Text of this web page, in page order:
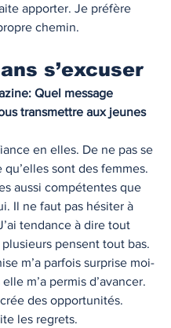
apporter. Je préfère
chemin.
s’excuser
Quel message
transmettre aux jeunes
en elles. De ne pas se
qu’elles sont des femmes.
aussi compétentes que
Il ne faut pas hésiter à
tendance à dire tout
pensent tout bas.
m’a parfois surprise moi-
m’a permis d’avancer.
des opportunités.
les regrets.